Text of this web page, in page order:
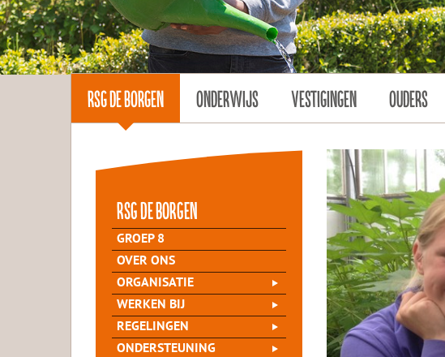
RSG DE BORGEN ONDERWIJS VESTIGINGEN OUDERS
rsg de Borgen
GROEP 8
OVER ONS
ORGANISATIE
WERKEN BIJ
REGELINGEN
ONDERSTEUNING